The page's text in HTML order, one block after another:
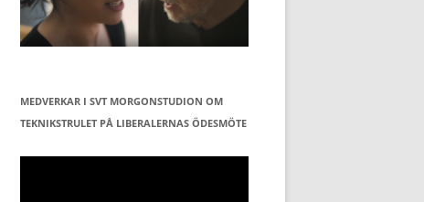
MEDVERKAR I SVT MORGONSTUDION OM
TEKNIKSTRULET PÅ LIBERALERNAS ÖDESMÖTE
Videospelare